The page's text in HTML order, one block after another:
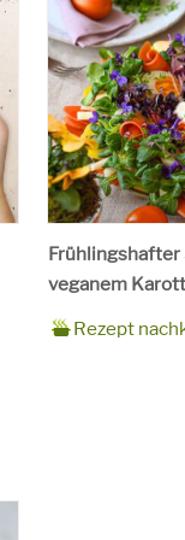
Frühlingshafter
veganem
Zubereitungszeit
90 Minuten
Rezept
für
4 Personen
Saison
Frühling
Schlagworte
Beilagen,
Rezept